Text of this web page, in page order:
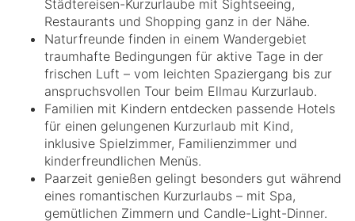
Städtereisen-Kurzurlaube mit Sightseeing,
Restaurants und Shopping ganz in der Nähe.
Naturfreunde finden in einem Wandergebiet
traumhafte Bedingungen für aktive Tage in der
frischen Luft – vom leichten Spaziergang bis zur
anspruchsvollen Tour beim Ellmau Kurzurlaub.
Familien mit Kindern entdecken passende Hotels
für einen gelungenen Kurzurlaub mit Kind,
inklusive Spielzimmer, Familienzimmer und
kinderfreundlichen Menüs.
Paarzeit genießen gelingt besonders gut während
eines romantischen Kurzurlaubs – mit Spa,
gemütlichen Zimmern und Candle-Light-Dinner.